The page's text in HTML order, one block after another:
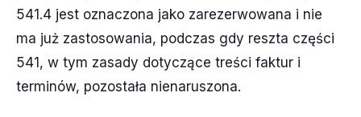
541.4 jest oznaczona jako zarezerwowana i nie
ma już zastosowania, podczas gdy reszta części
541, w tym zasady dotyczące treści faktur i
terminów, pozostała nienaruszona.